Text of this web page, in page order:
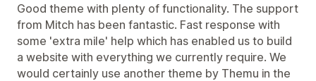
Good theme with plenty of functionality. The support
from Mitch has been fantastic. Fast response with
some 'extra mile' help which has enabled us to build
a website with everything we currently require. We
would certainly use another theme by Themu in the